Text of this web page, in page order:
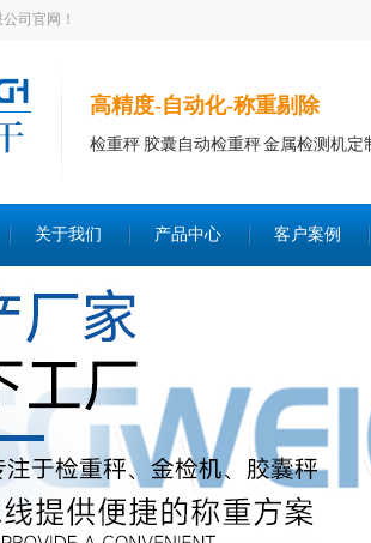
司官网！
高精度-自动化-称重剔除
检重秤 胶囊自动检重秤 金属检测机定
关于我们 产品中心 客户案例